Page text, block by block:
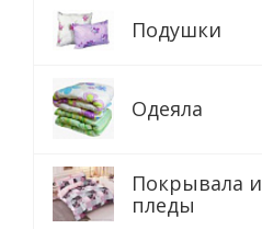
Подушки
Одеяла
Покрывала и
пледы